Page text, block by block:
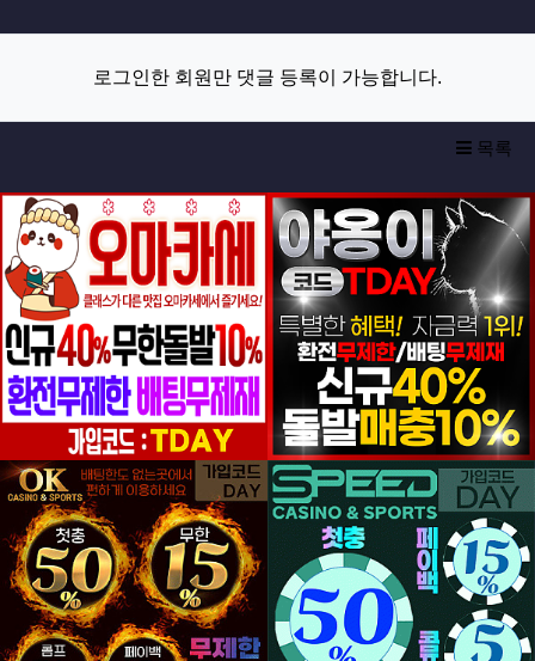
로그인한 회원만 댓글 등록이 가능합니다.
목록
등록일 등록일